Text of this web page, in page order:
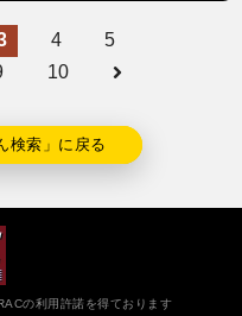
4
5
10
検索」に戻る
の利用許諾を得ております